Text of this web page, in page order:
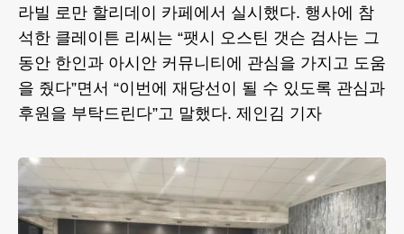
라빌 로만 할리데이 카페에서 실시했다. 행사에 참
석한 클레이튼 리씨는 “팻시 오스틴 갯슨 검사는 그
동안 한인과 아시안 커뮤니티에 관심을 가지고 도움
을 줬다”면서 “이번에 재당선이 될 수 있도록 관심과
후원을 부탁드린다”고 말했다. 제인김 기자